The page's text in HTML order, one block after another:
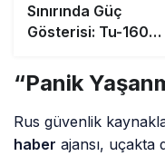
Sınırında Güç
Gösterisi: Tu-160
16 Saat Havada
“Panik
Rus güvenlik
haber ajansı, uçakta